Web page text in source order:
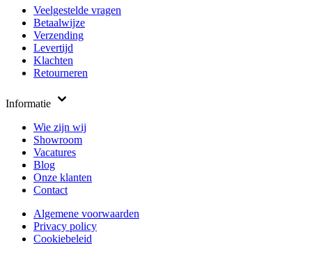
Veelgestelde vragen
Betaalwijze
Verzending
Levertijd
Klachten
Retourneren
Informatie
Wie zijn wij
Showroom
Vacatures
Blog
Onze klanten
Contact
Algemene voorwaarden
Privacy policy
Cookiebeleid